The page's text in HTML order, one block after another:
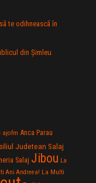
te odihneascã în
din Şimleu
ajofm Anca Parau
Judetean Salaj
Salaj Jibou La
Ani Andreea! La Multi